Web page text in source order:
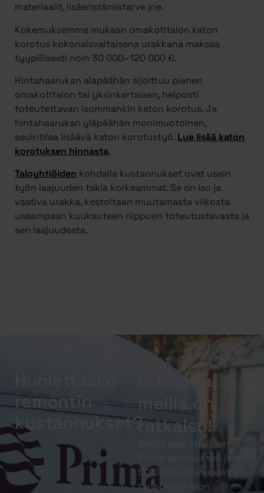
materiaalit, lisäeristämistarve jne.
Kokemuksemme mukaan omakotitalon katon
korotus kokonaisvaltaisena urakkana maksaa
tyypillisesti noin 30 000–120 000 €.
Hintahaarukan alapäähän sijoittuu pienen
omakotitalon tai yksinkertaisen, helposti
toteutettavan isommankin katon korotus. Ja
hintahaarukan yläpäähän monimuotoinen,
asuintilaa lisäävä katon korotustyö. Lue lisää katon
korotuksen hinnasta.
Taloyhtiöiden kohdalla kustannukset ovat usein
työn laajuuden takia korkeammat. Se on iso ja
vaativa urakka, kestoltaan muutamasta viikosta
useampaan kuukauteen riippuen toteutustavasta ja
sen laajuudesta.
remontin
kustannukset?
Ei huolta,
meillä on
ratkaisu!
Meiltä saat edullisen
Prima-rahoituksen jopa
50 000 euroon saakka
tarjouksen teon